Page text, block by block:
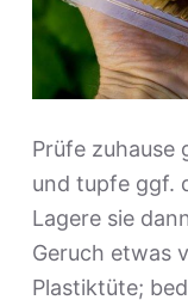
Prüfe zuhause
und tupfe ggf.
Lagere sie
Geruch etwas
Plastiktüte;